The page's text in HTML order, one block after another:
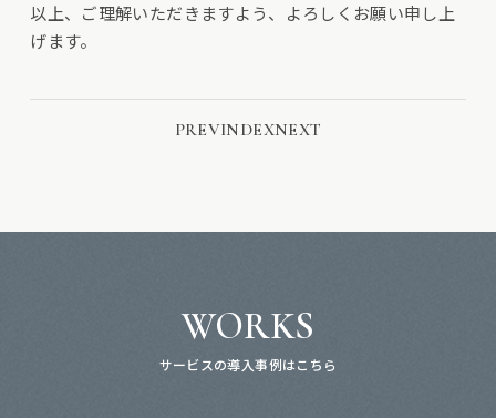
以上、ご理解いただきますよう、よろしくお願い申し上
げます。
PREVINDEXNEXT
WORKS
サービスの導入事例はこちら